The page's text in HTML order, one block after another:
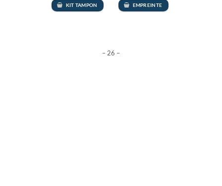
KIT TAMPON EMPREINTE
– 26 –